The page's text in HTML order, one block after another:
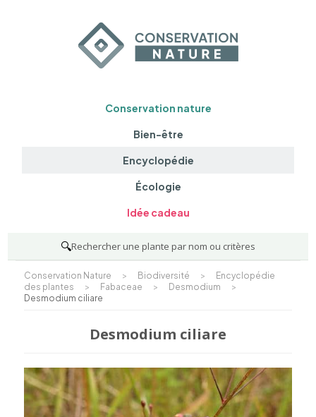
Conservation nature
Bien-être
Encyclopédie
Écologie
Idée cadeau
🔍Rechercher une plante par nom ou critères
Conservation Nature > Biodiversité >
Encyclopédie
des plantes
> Fabaceae > Desmodium
>
Desmodium ciliare
Desmodium ciliare